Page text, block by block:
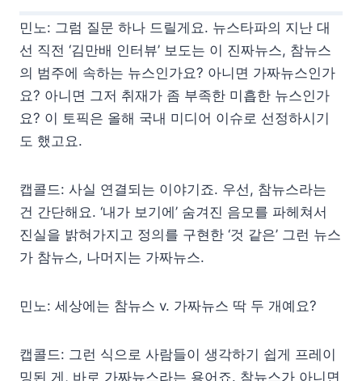
민노: 그럼 질문 하나 드릴게요. 뉴스타파의 지난 대
선 직전 ‘김만배 인터뷰’ 보도는 이 진짜뉴스, 참뉴스
의 범주에 속하는 뉴스인가요? 아니면 가짜뉴스인가
요? 아니면 그저 취재가 좀 부족한 미흡한 뉴스인가
요? 이 토픽은 올해 국내 미디어 이슈로 선정하시기
도 했고요.
캡콜드: 사실 연결되는 이야기죠. 우선, 참뉴스라는
건 간단해요. ‘내가 보기에’ 숨겨진 음모를 파헤쳐서
진실을 밝혀가지고 정의를 구현한 ‘것 같은’ 그런 뉴스
가 참뉴스, 나머지는 가짜뉴스.
민노: 세상에는 참뉴스 v. 가짜뉴스 딱 두 개예요?
캡콜드: 그런 식으로 사람들이 생각하기 쉽게 프레이
밍된 게, 바로 가짜뉴스라는 용어죠. 참뉴스가 아니면